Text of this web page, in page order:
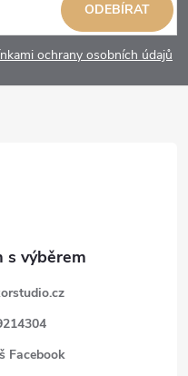
ochrany osobních údajů
ODEBÍRAT
Facebook